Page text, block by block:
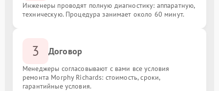
Инженеры проводят полную диагностику: аппаратную,
техническую. Процедура занимает около 60 минут.
3 Договор
Менеджеры согласовывают с вами все условия
ремонта Morphy Richards: стоимость, сроки,
гарантийные условия.